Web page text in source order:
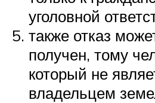
уголовной
также отказ
получен, тому
который не
владельцем